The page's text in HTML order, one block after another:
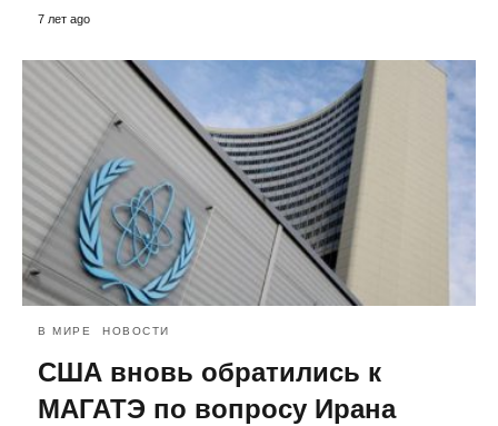
7 лет ago
В МИРЕ НОВОСТИ
США вновь обратились к
МАГАТЭ по вопросу Ирана